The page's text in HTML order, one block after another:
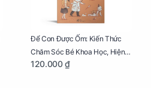
Để Con Được Ốm: Kiến Thức
Chăm Sóc Bé Khoa Học, Hiện
Đại
120.000 ₫